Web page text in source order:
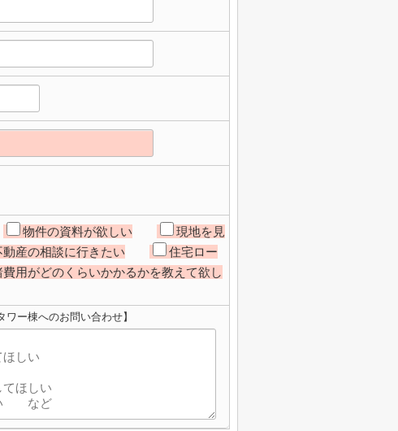
物件の資料が欲しい
現地を見
産の相談に行きたい
住宅ロー
費用がどのくらいかかるかを教えて欲し
ワー棟へのお問い合わせ】